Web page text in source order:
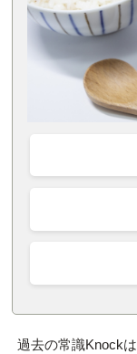
過去の常識Knockは